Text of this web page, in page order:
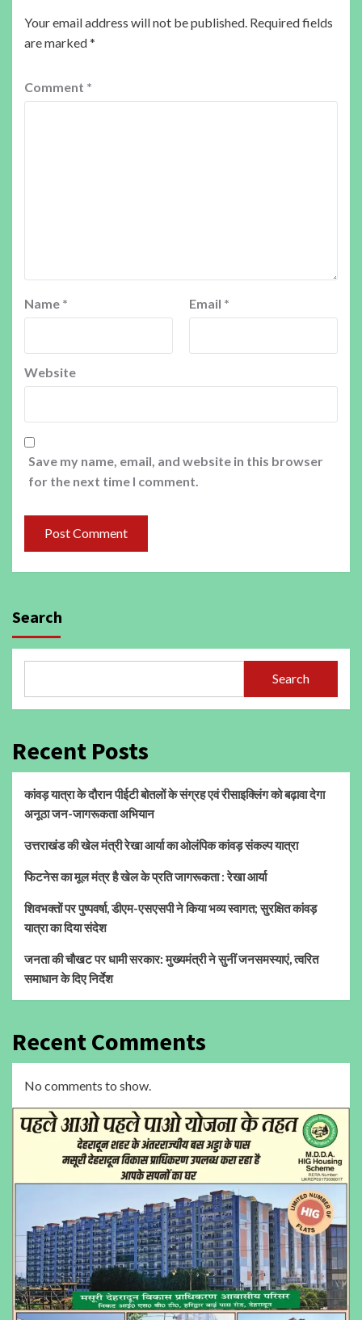
Your email address will not be published. Required fields
are marked*
Comment *
Name * Email *
Website
Save my name, email, and website in this browser
for the next time I comment.
Search
Search
Recent Posts
कांवड़ यात्रा के दौरान पीईटी बोतलों के संग्रह एवं रीसाइक्लिंग को बढ़ावा देगा
अनूठा जन-जागरूकता अभियान
उत्तराखंड की खेल मंत्री रेखा आर्या का ओलंपिक कांवड़ संकल्प यात्रा
फिटनेस का मूल मंत्र है खेल के प्रति जागरूकता : रेखा आर्या
शिवभक्तों पर पुष्पवर्षा, डीएम-एसएसपी ने किया भव्य स्वागत; सुरक्षित कांवड़
यात्रा का दिया संदेश
जनता की चौखट पर धामी सरकार: मुख्यमंत्री ने सुनीं जनसमस्याएं, त्वरित
समाधान के दिए निर्देश
Recent Comments
No comments to show.